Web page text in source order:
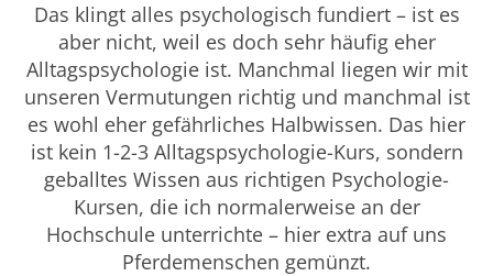
Das klingt alles psychologisch fundiert – ist es
aber nicht, weil es doch sehr häufig eher
Alltagspsychologie ist. Manchmal liegen wir mit
unseren Vermutungen richtig und manchmal ist
es wohl eher gefährliches Halbwissen. Das hier
ist kein 1-2-3 Alltagspsychologie-Kurs, sondern
geballtes Wissen aus richtigen Psychologie-
Kursen, die ich normalerweise an der
Hochschule unterrichte – hier extra auf uns
Pferdemenschen gemünzt.